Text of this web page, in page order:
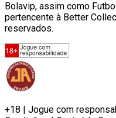
Bolavip, assim como
pertencente à Better
reservados.
+18 | Jogue com